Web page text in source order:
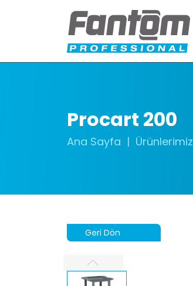
Procart 200
Ana Sayfa Ürünlerimiz
Geri Dön